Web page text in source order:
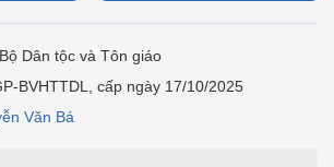
Dân tộc và Tôn giáo
BVHTTDL, cấp ngày 17/10/2025
Văn Bá